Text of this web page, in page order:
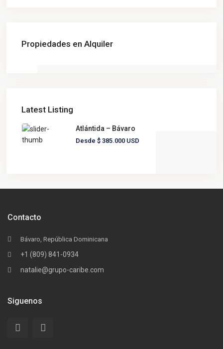
Propiedades en Alquiler
Latest Listing
Atlántida – Bávaro
Desde $ 385.000 USD
Contacto
Bávaro, República Dominicana
+1 (809) 841-0934
natalie@grupo-caribe.com
Siguenos